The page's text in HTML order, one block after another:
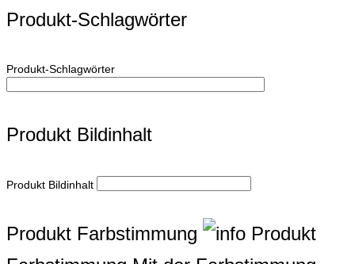
Produkt-Schlagwörter
Produkt-Schlagwörter
Produkt Bildinhalt
Produkt Bildinhalt
Produkt Farbstimmung
Produkt